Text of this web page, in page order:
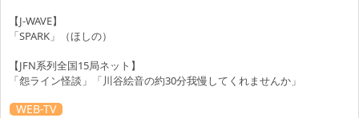
【J-WAVE】
「SPARK」（ほしの）
【JFN系列全国15局ネット】
「怨ライン怪談」「川谷絵音の約30分我慢してくれませんか」
WEB-TV